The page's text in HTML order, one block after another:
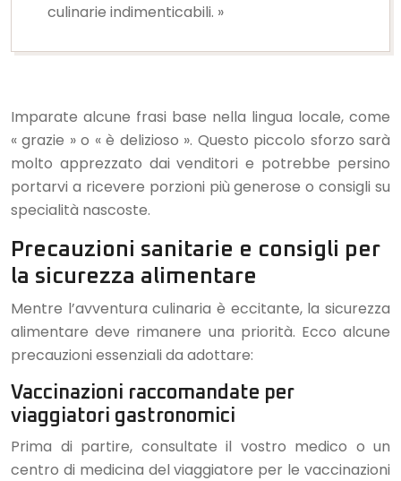
culinarie indimenticabili. »
Imparate alcune frasi base nella lingua locale, come
« grazie » o « è delizioso ». Questo piccolo sforzo sarà
molto apprezzato dai venditori e potrebbe persino
portarvi a ricevere porzioni più generose o consigli su
specialità nascoste.
Precauzioni sanitarie e consigli per
la sicurezza alimentare
Mentre l’avventura culinaria è eccitante, la sicurezza
alimentare deve rimanere una priorità. Ecco alcune
precauzioni essenziali da adottare:
Vaccinazioni raccomandate per
viaggiatori gastronomici
Prima di partire, consultate il vostro medico o un
centro di medicina del viaggiatore per le vaccinazioni